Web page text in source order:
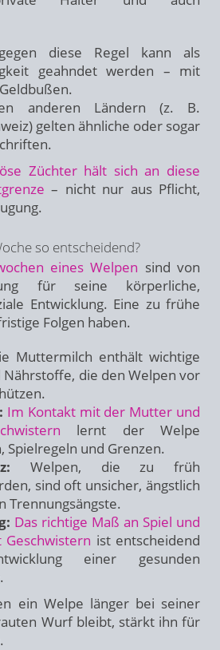
diese Regel kann als
geahndet werden – mit
anderen Ländern (z. B.
gelten ähnliche oder sogar
Züchter hält sich an diese
– nicht nur aus Pflicht,
so entscheidend?
eines Welpen sind von
für seine körperliche,
Entwicklung. Eine zu frühe
Folgen haben.
Muttermilch enthält wichtige
die den Welpen vor
Im Kontakt mit der Mutter und
lernt der Welpe
Spielregeln und Grenzen.
Welpen, die zu früh
sind oft unsicher, ängstlich
Trennungsängste.
Das richtige Maß an Spiel und
ist entscheidend
einer gesunden
ein Welpe länger bei seiner
Wurf bleibt, stärkt ihn für